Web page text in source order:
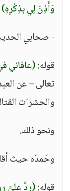
وَأَذِنَ لِي بذِكْرِهِ)
- صحابي
قوله:
تعالى – عن
والحشرات
ونحو ذلك.
وحَمدَه حيث